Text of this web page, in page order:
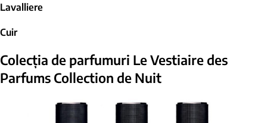
Lavalliere
Cuir
Colecția de parfumuri Le Vestiaire des
Parfums Collection de Nuit